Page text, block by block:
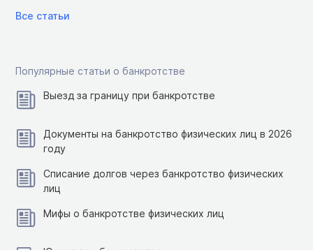
Все статьи
Популярные статьи о банкротстве
Выезд за границу при банкротстве
Документы на банкротство физических лиц в 2026
году
Списание долгов через банкротство физических
лиц
Мифы о банкротстве физических лиц